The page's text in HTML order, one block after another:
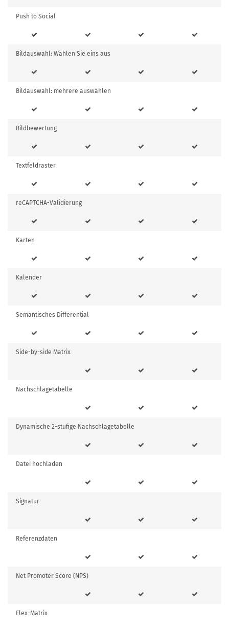
Push to Social
Bildauswahl: Wählen Sie eins aus
Bildauswahl: mehrere auswählen
Bildbewertung
Textfeldraster
reCAPTCHA-Validierung
Karten
Kalender
Semantisches Differential
Side-by-side Matrix
Nachschlagetabelle
Dynamische 2-stufige Nachschlagetabelle
Datei hochladen
Signatur
Referenzdaten
Net Promoter Score (NPS)
Flex-Matrix